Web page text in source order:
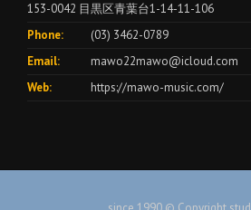
153-0042 目黒区青葉台1-14-11-106
Phone:
(03) 3462-0789
Email:
mawo22mawo@icloud.com
Web:
https://mawo-music.com/